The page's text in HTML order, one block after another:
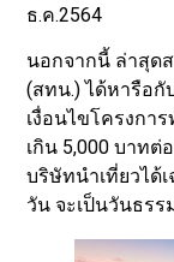
ธ.ค.2564
นอกจากนี้ ล่าสุด
(สทน.) ได้หารือกั
เงื่อนไขโครงกา
เกิน 5,000 บาทต่
บริษัทนำเที่ยวได้
วัน จะเป็นวันธร